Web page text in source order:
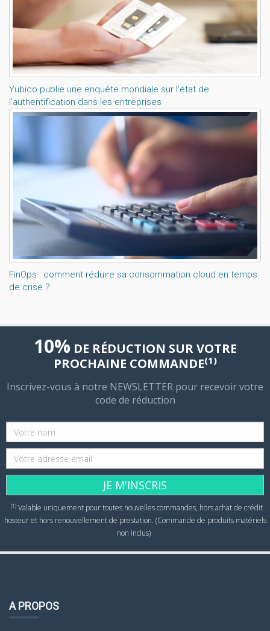
Yubico publie une enquête mondiale sur l’état de
l’authentification dans les entreprises
FinOps : comment réduire sa consommation cloud en temps
de crise ?
10% DE RÉDUCTION SUR VOTRE
PROCHAINE COMMANDE(1)
Inscrivez-vous à notre NEWSLETTER pour recevoir votre
code de réduction
JE M'INSCRIS
(1)Valable uniquement pour toutes nouvelles commandes, hors achat de crédit
hosteur et hors renouvellement de prestation. (Commande de produits matériels
non inclus)
A PROPOS